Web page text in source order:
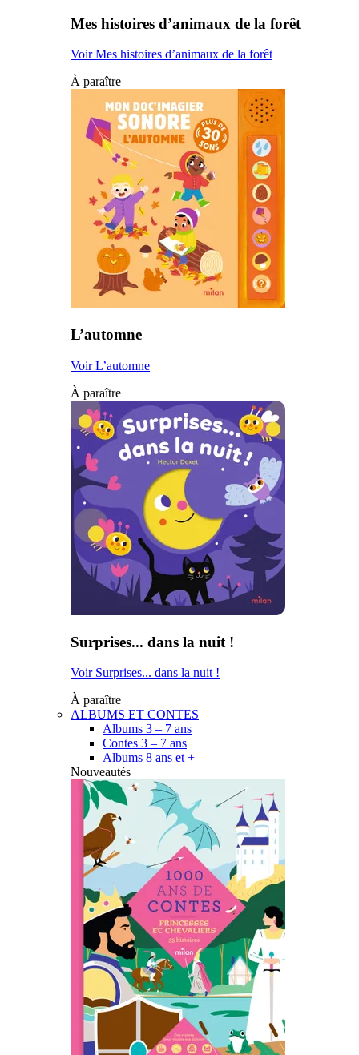
Mes histoires d’animaux de la forêt
Voir Mes histoires d’animaux de la forêt
À paraître
L’automne
Voir L’automne
À paraître
Surprises... dans la nuit !
Voir Surprises... dans la nuit !
À paraître
ALBUMS ET CONTES
Albums 3 – 7 ans
Contes 3 – 7 ans
Albums 8 ans et +
Nouveautés